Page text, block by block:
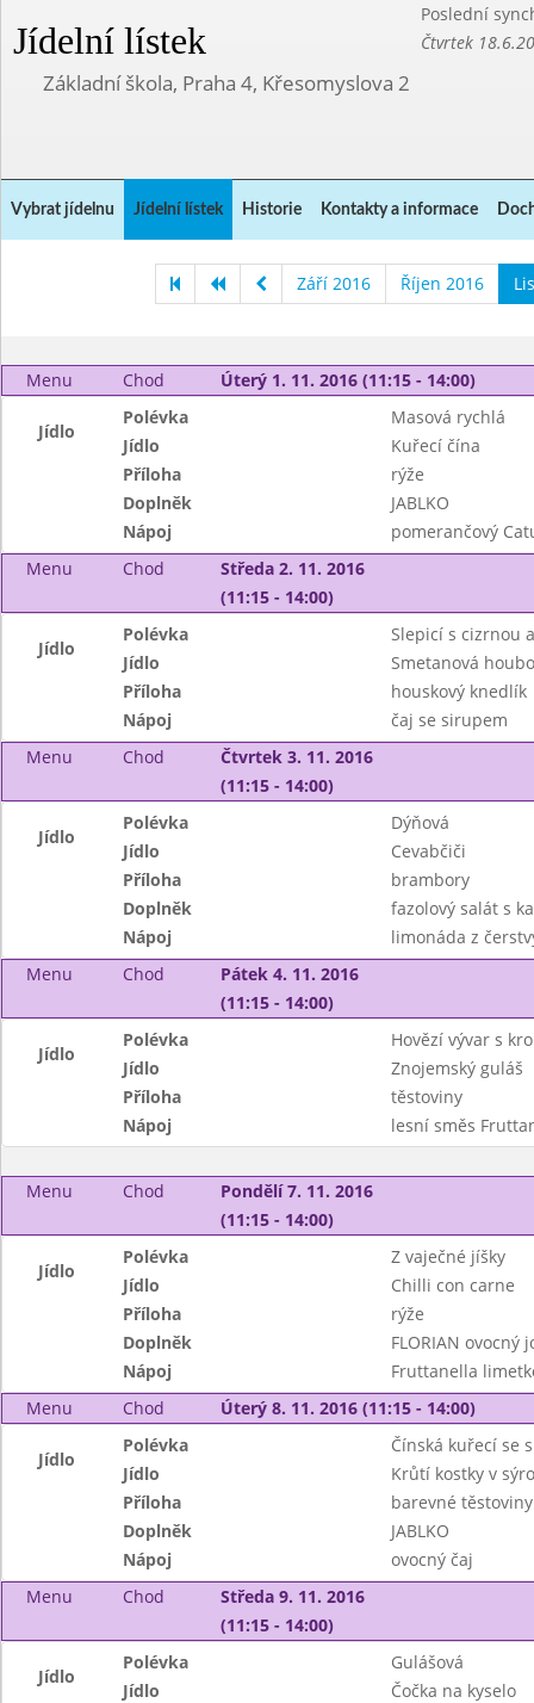
Jídelní lístek
Poslední
Čtvrtek
Základní škola, Praha 4, Křesomyslova 2
Vybrat jídelnu Jídelní lístek Historie Kontakty a informace
Září 2016 Říjen 2016
Menu Chod Úterý 1. 11. 2016 (11:15 - 14:00)
Jídlo
Polévka
Masová rychlá
Jídlo
Kuřecí čína
Příloha
rýže
Doplněk
JABLKO
Nápoj
pomerančový
Menu
Chod
Středa 2. 11. 2016
(11:15 - 14:00)
Jídlo
Polévka
Slepicí s cizrnou
Jídlo
Smetanová
Příloha
houskový knedlík
Nápoj
čaj se sirupem
Menu
Chod
Čtvrtek 3. 11. 2016
(11:15 - 14:00)
Jídlo
Polévka
Dýňová
Jídlo
Cevabčiči
Příloha
brambory
Doplněk
fazolový salát s
Nápoj
limonáda z
Menu
Chod
Pátek 4. 11. 2016
(11:15 - 14:00)
Jídlo
Polévka
Hovězí vývar s
Jídlo
Znojemský guláš
Příloha
těstoviny
Nápoj
lesní směs
Menu Chod
Pondělí 7. 11. 2016
(11:15 - 14:00)
Jídlo
Polévka
Z vaječné jíšky
Jídlo
Chilli con carne
Příloha
rýže
Doplněk
FLORIAN ovocný
Nápoj
Fruttanella
Menu
Chod Úterý 8. 11. 2016 (11:15 - 14:00)
Jídlo
Polévka
Čínská kuřecí se
Jídlo
Krůtí kostky v
Příloha
barevné těstoviny
Doplněk
JABLKO
Nápoj
ovocný čaj
Menu
Chod
Středa 9. 11. 2016
(11:15 - 14:00)
Jídlo
Polévka
Gulášová
Jídlo
Čočka na kyselo